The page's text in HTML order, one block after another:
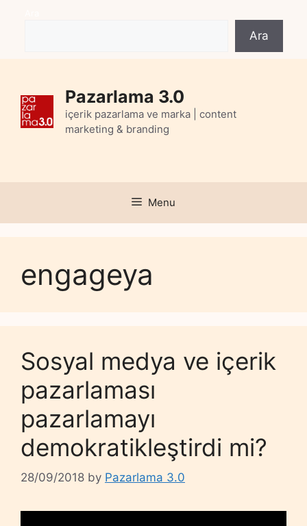
Ara
Pazarlama 3.0
içerik pazarlama ve marka | content
marketing & branding
Menu
engageya
Sosyal medya ve içerik
pazarlaması
pazarlamayı
demokratikleştirdi mi?
28/09/2018 by Pazarlama 3.0